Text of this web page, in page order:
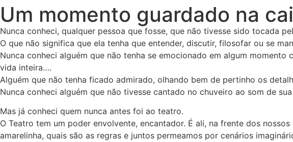
Um momento guardado na
Nunca conheci, qualquer pessoa que fosse, que não tivesse sido tocada
O que não significa que ela tenha que entender, discutir, filosofar ou se
Nunca conheci alguém que não tenha se emocionado em algum
vida inteira….
Alguém que não tenha ficado admirado, olhando bem de pertinho os
Nunca conheci alguém que não tivesse cantado no chuveiro ao som de
Mas já conheci quem nunca antes foi ao teatro.
O Teatro tem um poder envolvente, encantador. É ali, na frente dos
amarelinha, quais são as regras e juntos permeamos por cenários